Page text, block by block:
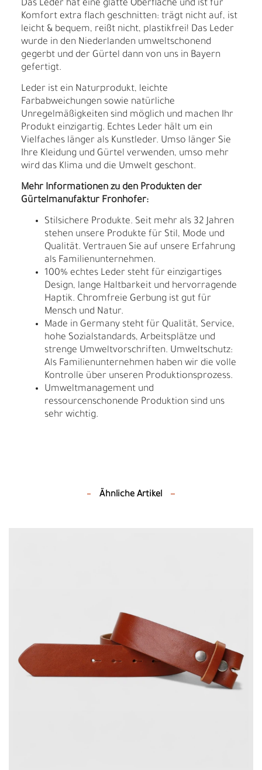
Das Leder hat eine glatte Oberfläche und ist für
Komfort extra flach geschnitten: trägt nicht auf, ist
leicht & bequem, reißt nicht, plastikfrei! Das Leder
wurde in den Niederlanden umweltschonend
gegerbt und der Gürtel dann von uns in Bayern
gefertigt.
Leder ist ein Naturprodukt, leichte
Farbabweichungen sowie natürliche
Unregelmäßigkeiten sind möglich und machen Ihr
Produkt einzigartig. Echtes Leder hält um ein
Vielfaches länger als Kunstleder. Umso länger Sie
Ihre Kleidung und Gürtel verwenden, umso mehr
wird das Klima und die Umwelt geschont.
Mehr Informationen zu den Produkten der
Gürtelmanufaktur Fronhofer:
Stilsichere Produkte. Seit mehr als 32 Jahren
stehen unsere Produkte für Stil, Mode und
Qualität. Vertrauen Sie auf unsere Erfahrung
als Familienunternehmen.
100% echtes Leder steht für einzigartiges
Design, lange Haltbarkeit und hervorragende
Haptik. Chromfreie Gerbung ist gut für
Mensch und Natur.
Made in Germany steht für Qualität, Service,
hohe Sozialstandards, Arbeitsplätze und
strenge Umweltvorschriften. Umweltschutz:
Als Familienunternehmen haben wir die volle
Kontrolle über unseren Produktionsprozess.
Umweltmanagement und
ressourcenschonende Produktion sind uns
sehr wichtig.
Ähnliche Artikel